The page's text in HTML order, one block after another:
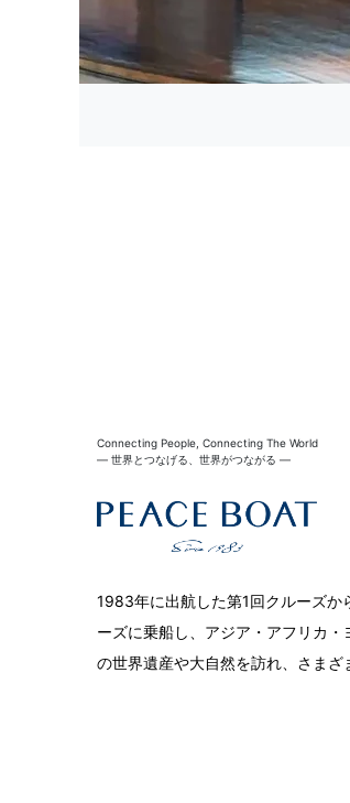
Connecting People, Connecting The World
― 世界とつなげる、世界がつながる ―
1983年に出航した第1回クルーズ
ーズに乗船し、アジア・アフリカ
の世界遺産や大自然を訪れ、さまざ